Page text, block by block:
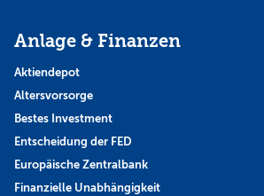
Anlage & Finanzen
Aktiendepot
Altersvorsorge
Bestes Investment
Entscheidung der FED
Europäische Zentralbank
Finanzielle Unabhängigkeit